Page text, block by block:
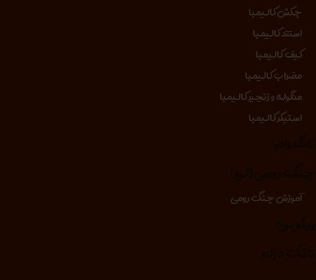
چکش کالیمبا
استند کالیمبا
کیف کالیمبا
مضراب کالیمبا
منگوله و زنجیر کالیمبا
استیکر کالیمبا
آموزش چنگ رومی